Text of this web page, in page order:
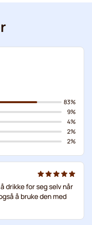
83%
9%
4%
2%
2%
drikke for seg selv når
å bruke den med